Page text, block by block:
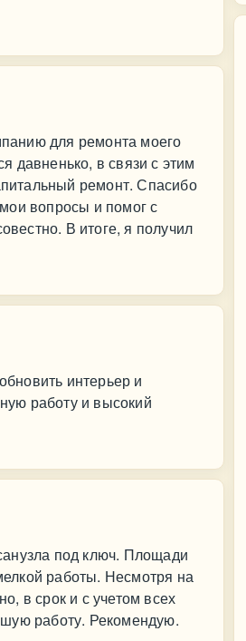
для ремонта моего
давненько, в связи с этим
ремонт. Спасибо
вопросы и помог с
В итоге, я получил
интерьер и
работу и высокий
под ключ. Площади
работы. Несмотря на
в срок и с учетом всех
работу. Рекомендую.